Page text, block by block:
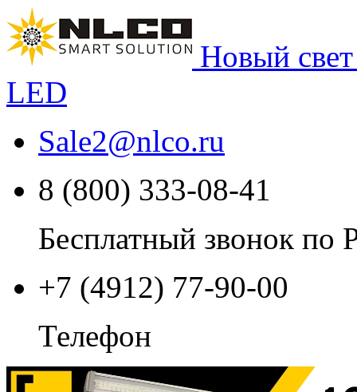
Новый
LED
Sale2@nlco.ru
8 (800) 333-08-41
Бесплатный звонок по
+7 (4912) 77-90-00
Телефон